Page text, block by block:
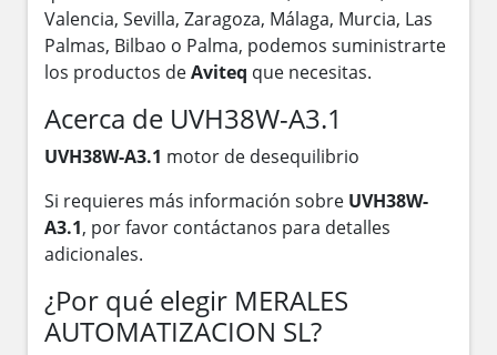
Valencia, Sevilla, Zaragoza, Málaga, Murcia, Las
Palmas, Bilbao o Palma, podemos suministrarte
los productos deAviteq que necesitas.
Acerca de UVH38W-A3.1
UVH38W-A3.1 motor de desequilibrio
Si requieres más información sobre UVH38W-
A3.1, por favor contáctanos para detalles
adicionales.
¿Por qué elegir MERALES
AUTOMATIZACION SL?